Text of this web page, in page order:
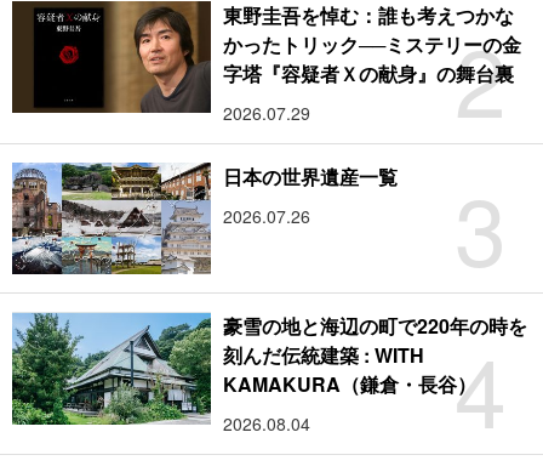
2
東野圭吾を悼む：誰も考えつかな
かったトリック──ミステリーの金
字塔『容疑者Ｘの献身』の舞台裏
2026.07.29
3
日本の世界遺産一覧
2026.07.26
4
豪雪の地と海辺の町で220年の時を
刻んだ伝統建築 : WITH
KAMAKURA（鎌倉・長谷）
2026.08.04